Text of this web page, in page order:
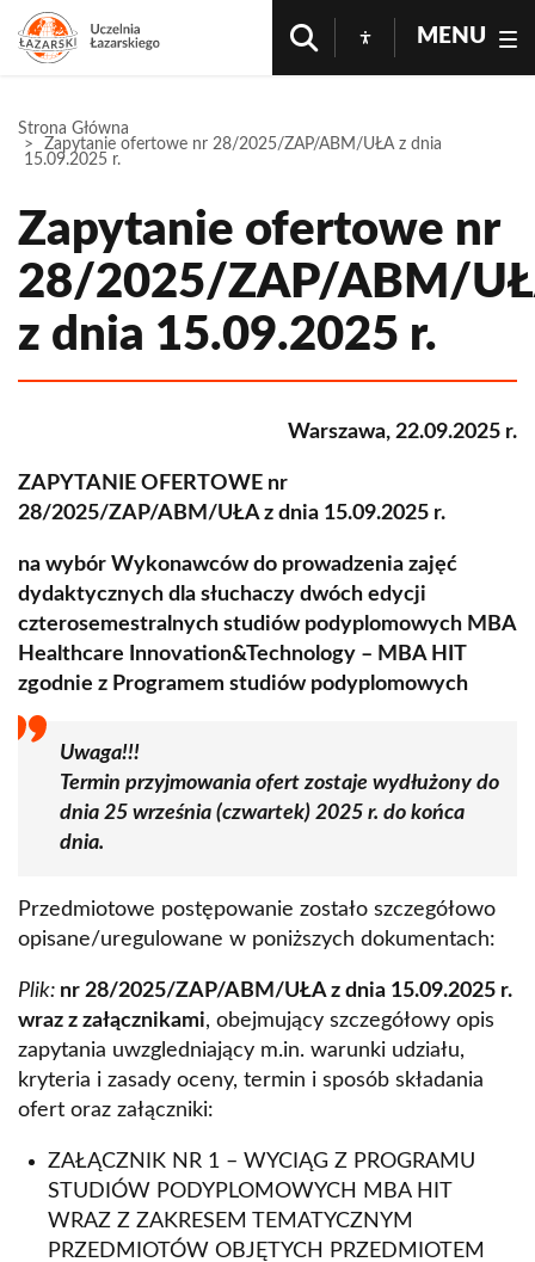
MENU
Strona Główna
Zapytanie ofertowe nr 28/2025/ZAP/ABM/UŁA z dnia
15.09.2025 r.
Zapytanie ofertowe nr
28/2025/ZAP/ABM/
z dnia 15.09.2025 r.
Warszawa, 22.09.2025 r.
ZAPYTANIE OFERTOWE nr
28/2025/ZAP/ABM/UŁA z dnia 15.09.2025 r.
na wybór Wykonawców do prowadzenia zajęć
dydaktycznych dla słuchaczy dwóch edycji
czterosemestralnych studiów podyplomowych MBA
Healthcare Innovation&Technology – MBA HIT
zgodnie z Programem studiów podyplomowych
Uwaga!!!
Termin przyjmowania ofert zostaje wydłużony do
dnia 25 września (czwartek) 2025 r. do końca
dnia.
Przedmiotowe postępowanie zostało szczegółowo
opisane/uregulowane w poniższych dokumentach:
Plik: nr 28/2025/ZAP/ABM/UŁA z dnia 15.09.2025 r.
wraz z załącznikami, obejmujący szczegółowy opis
zapytania uwzgledniający m.in. warunki udziału,
kryteria i zasady oceny, termin i sposób składania
ofert oraz załączniki:
ZAŁĄCZNIK NR 1 – WYCIĄG Z PROGRAMU
STUDIÓW PODYPLOMOWYCH MBA HIT
WRAZ Z ZAKRESEM TEMATYCZNYM
PRZEDMIOTÓW OBJĘTYCH PRZEDMIOTEM